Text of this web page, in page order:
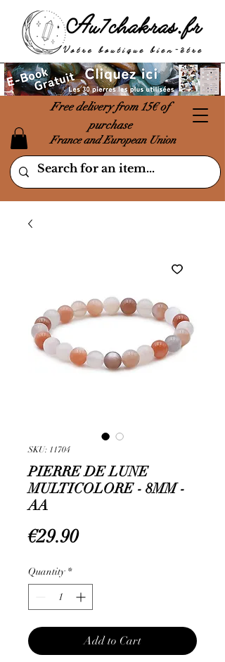
Free delivery from 15€ of
purchase
France and European Union
SKU: 11704
PIERRE DE LUNE
MULTICOLORE - 8MM -
AA
€29.90Price
Quantity *
Add to Cart